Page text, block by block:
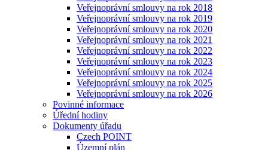
Veřejnoprávní smlouvy na rok 2018
Veřejnoprávní smlouvy na rok 2019
Veřejnoprávní smlouvy na rok 2020
Veřejnoprávní smlouvy na rok 2021
Veřejnoprávní smlouvy na rok 2022
Veřejnoprávní smlouvy na rok 2023
Veřejnoprávní smlouvy na rok 2024
Veřejnoprávní smlouvy na rok 2025
Veřejnoprávní smlouvy na rok 2026
Povinné informace
Úřední hodiny
Dokumenty úřadu
Czech POINT
Územní plán